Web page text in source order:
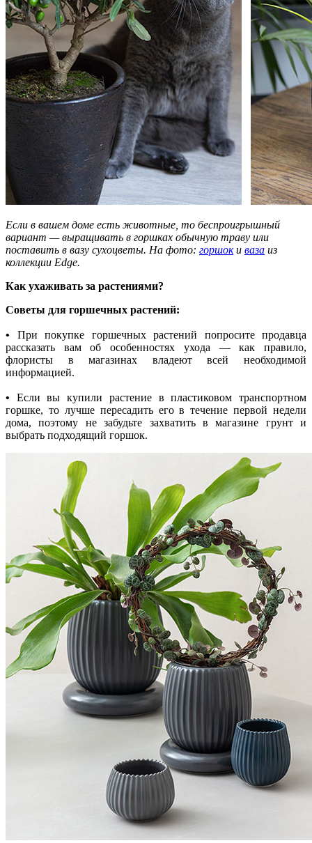
Если в вашем доме есть животные, то беспроигрышный
вариант — выращивать в горшках обычную траву или
поставить в вазу сухоцветы. На фото: горшоки ваза из
коллекции Edge.
Как ухаживать за растениями?
Советы для горшечных растений:
• При покупке горшечных растений попросите продавца
рассказать вам об особенностях ухода — как правило,
флористы в магазинах владеют всей необходимой
информацией.
• Если вы купили растение в пластиковом транспортном
горшке, то лучше пересадить его в течение первой недели
дома, поэтому не забудьте захватить в магазине грунт и
выбрать подходящий горшок.